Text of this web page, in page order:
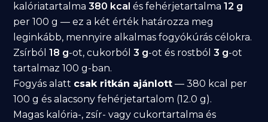
kalóriatartalma380 kcal és fehérjetartalma12 g
per 100 g — ez a két érték határozza meg
leginkább, mennyire alkalmas fogyókúrás célokra.
Zsírból18 g-ot, cukorból3 g-ot és rostból3 g-ot
tartalmaz 100 g-ban.
Fogyás alatt csak ritkán ajánlott — 380 kcal per
100 g és alacsony fehérjetartalom (12.0 g).
Magas kalória-, zsír- vagy cukortartalma és